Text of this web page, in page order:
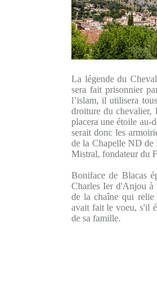
La légende du
sera fait prisonnier
l’islam, il utilisera
droiture du chevalier,
placera une étoile au-
serait donc les
de la Chapelle ND de
Mistral, fondateur du
Boniface de Blacas
Charles Ier d'Anjou à
de la chaîne qui relie
avait fait le voeu, s'il
de sa famille.